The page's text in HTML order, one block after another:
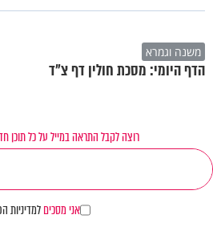
משנה וגמרא
הדף היומי: מסכת חולין דף צ"ד
רוצה לקבל התראה במייל על כל תוכן
אני מסכיםלמדיניות